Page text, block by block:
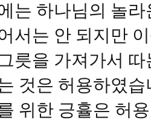
는 하나님의 놀
서는 안 되지만
릇을 가져가서
것은 허용하였
위한 긍휼은 허